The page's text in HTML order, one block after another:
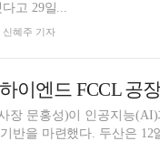
고 29일...
신혜주 기자
이엔드 FCCL 공
장 문홍성)이 인공지능
반을 마련했다. 두산은